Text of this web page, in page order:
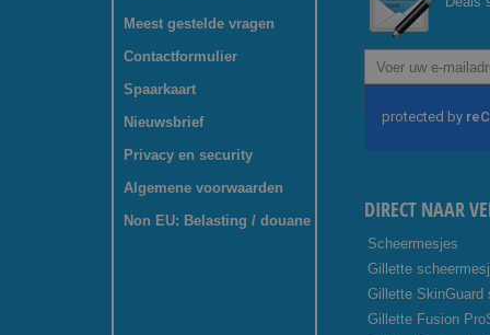
Meest gestelde vragen
Contactformulier
Spaarkaart
Nieuwsbrief
Privacy en security
Algemene voorwaarden
Non EU: Belasting / douane
Abonneer
onze
DIRECT NAAR
Scheermesjes
Gillette
Gillette SkinGuard
Gillette Fusion